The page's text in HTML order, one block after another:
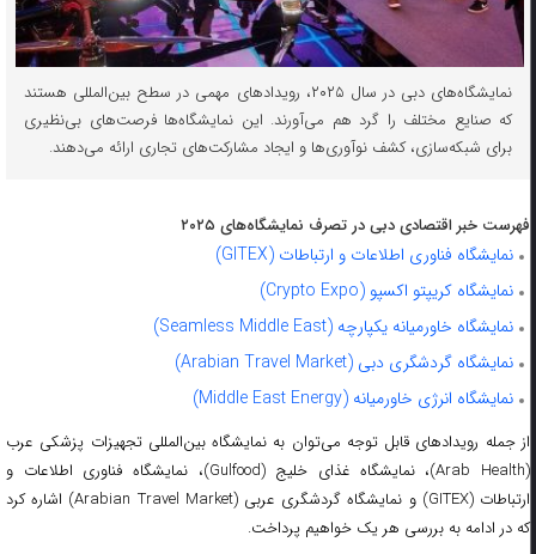
نمایشگاه‌های دبی در سال ۲۰۲۵، رویدادهای مهمی در سطح بین‌المللی هستند
که صنایع مختلف را گرد هم می‌آورند. این نمایشگاه‌ها فرصت‌های بی‌نظیری
برای شبکه‌سازی، کشف نوآوری‌ها و ایجاد مشارکت‌های تجاری ارائه می‌دهند.
فهرست خبر اقتصادی دبی در تصرف نمایشگاه‌های ۲۰۲۵
نمایشگاه فناوری اطلاعات و ارتباطات (GITEX)
نمایشگاه کریپتو اکسپو (Crypto Expo)
نمایشگاه خاورمیانه یکپارچه (Seamless Middle East)
نمایشگاه گردشگری دبی (Arabian Travel Market)
نمایشگاه انرژی خاورمیانه (Middle East Energy)
از جمله رویدادهای قابل توجه می‌توان به نمایشگاه بین‌المللی تجهیزات پزشکی عرب
(Arab Health)، نمایشگاه غذای خلیج (Gulfood)، نمایشگاه فناوری اطلاعات و
ارتباطات (GITEX) و نمایشگاه گردشگری عربی (Arabian Travel Market) اشاره کرد
که در ادامه به بررسی هر یک خواهیم پرداخت.